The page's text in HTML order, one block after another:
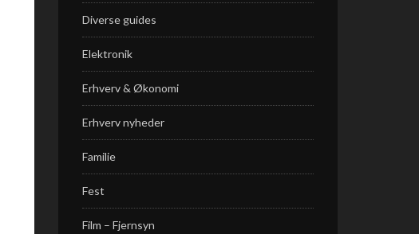
Diverse guides
Elektronik
Erhverv & Økonomi
Erhverv nyheder
Familie
Fest
Film – Fjernsyn